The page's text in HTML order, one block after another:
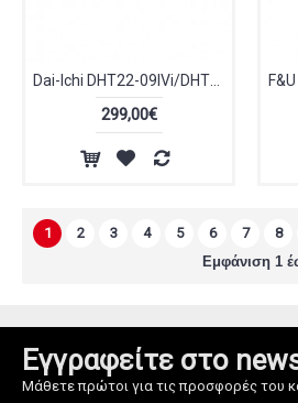
299,00€
1 2 3 4 5 6 7 8
Εμφάνιση 1
Εγγραφείτε στο
Μάθετε πρώτοι για τις προσφορές του